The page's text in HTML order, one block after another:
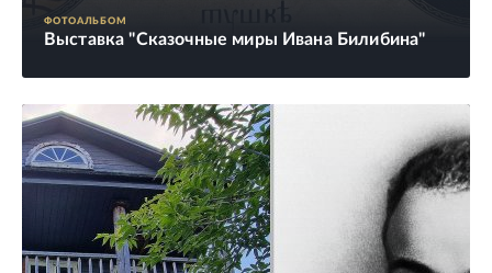
ФОТОАЛЬБОМ
Выставка "Сказочные миры Ивана Билибина"